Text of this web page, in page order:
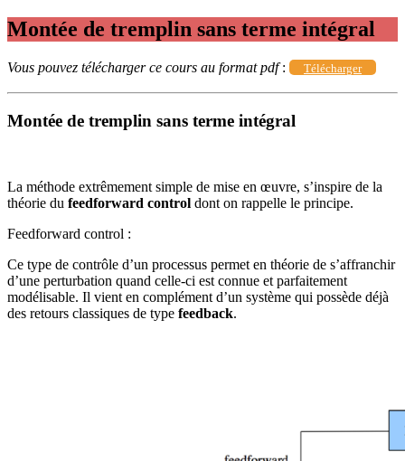
Montée de tremplin sans terme intégral
Vous pouvez télécharger ce cours au format pdf: Télécharger
Montée de tremplin sans terme intégral
La méthode extrêmement simple de mise en œuvre, s’inspire de la
théorie du feedforward control dont on rappelle le principe.
Feedforward control :
Ce type de contrôle d’un processus permet en théorie de s’affranchir
d’une perturbation quand celle-ci est connue et parfaitement
modélisable. Il vient en complément d’un système qui possède déjà
des retours classiques de type feedback.